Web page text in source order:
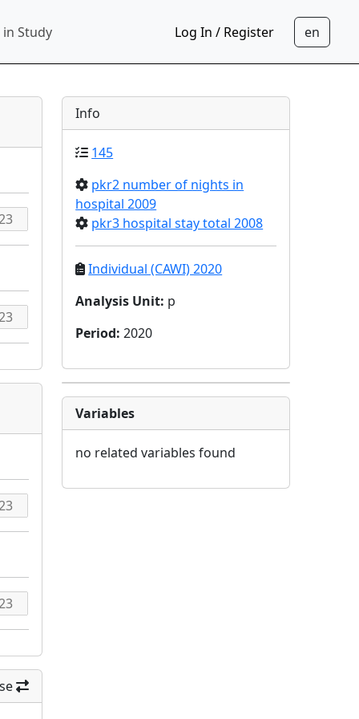
in Study Log In / Register
Info
145
pkr2 number of nights in
hospital 2009
pkr3 hospital stay total 2008
Individual (CAWI) 2020
Analysis Unit: p
Period:2020
Variables
no related variables found